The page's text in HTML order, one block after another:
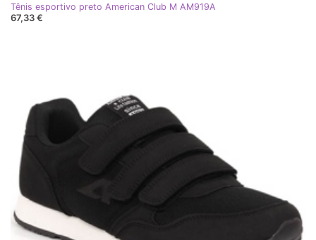
Tênis esportivo preto American Club M AM919A
67,33 €